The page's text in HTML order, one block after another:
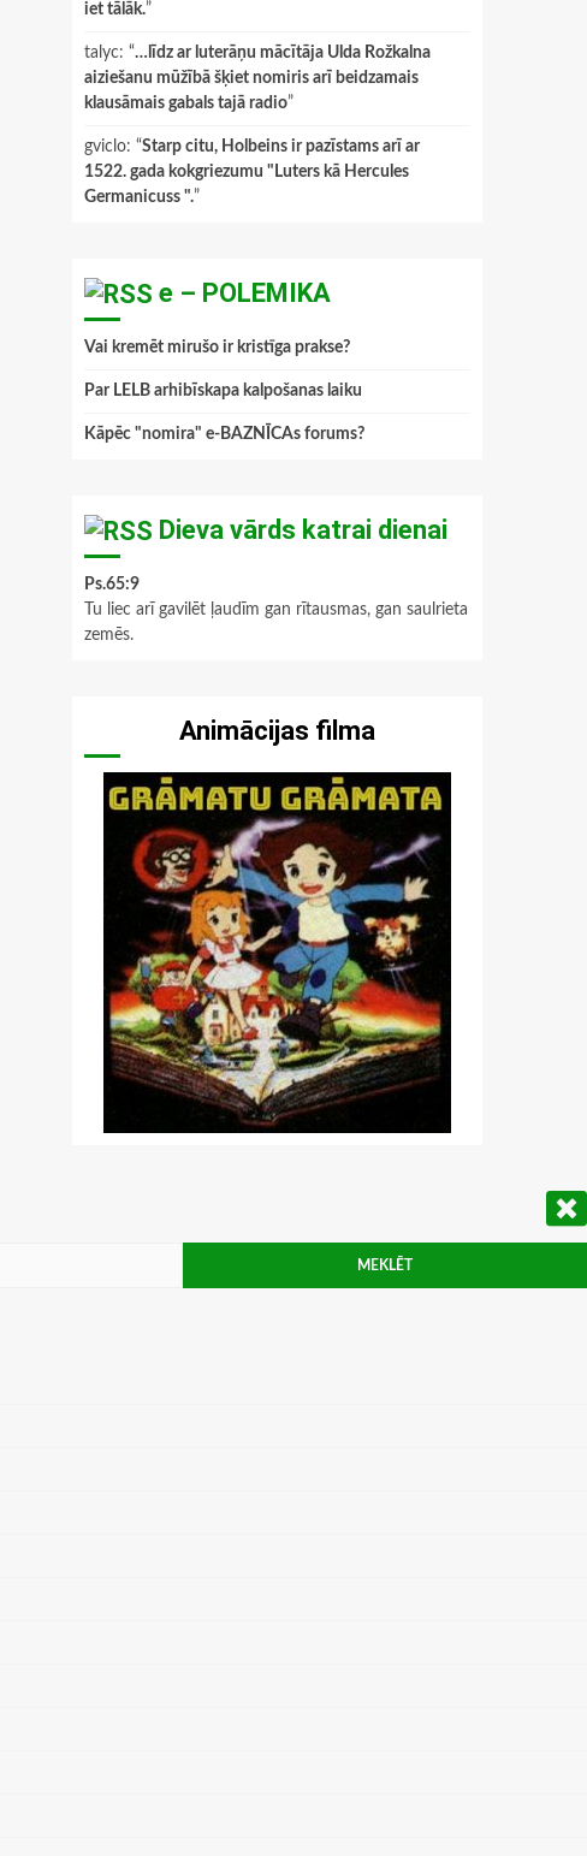
iet tālāk.”
talyc: “…līdz ar luterāņu mācītāja Ulda Rožkalna
aiziešanu mūžībā šķiet nomiris arī beidzamais
klausāmais gabals tajā radio”
gviclo: “Starp citu, Holbeins ir pazīstams arī ar
1522. gada kokgriezumu "Luters kā Hercules
Germanicuss ".”
e – POLEMIKA
Vai kremēt mirušo ir kristīga prakse?
Par LELB arhibīskapa kalpošanas laiku
Kāpēc "nomira" e-BAZNĪCAs forums?
Dieva vārds katrai dienai
Ps.65:9
Tu liec arī gavilēt ļaudīm gan rītausmas, gan saulrieta
zemēs.
Animācijas filma